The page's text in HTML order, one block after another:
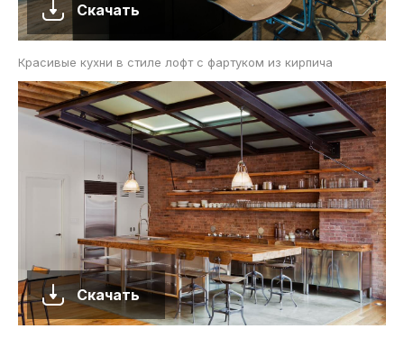
Скачать
Красивые кухни в стиле лофт с фартуком из кирпича
Скачать